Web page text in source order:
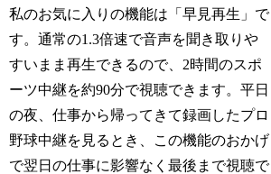
私のお気に入りの機能は「早見再生」で
す。通常の1.3倍速で音声を聞き取りや
すいまま再生できるので、2時間のスポ
ーツ中継を約90分で視聴できます。平日
の夜、仕事から帰ってきて録画したプロ
野球中継を見るとき、この機能のおかげ
で翌日の仕事に影響なく最後まで視聴で